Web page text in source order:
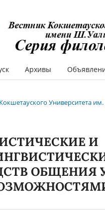
Архивы
Университета
И
ОБЩЕНИЯ